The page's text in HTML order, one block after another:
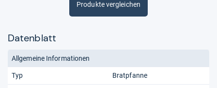
Produkte vergleichen
Datenblatt
Allgemeine Informationen
Typ Bratpfanne